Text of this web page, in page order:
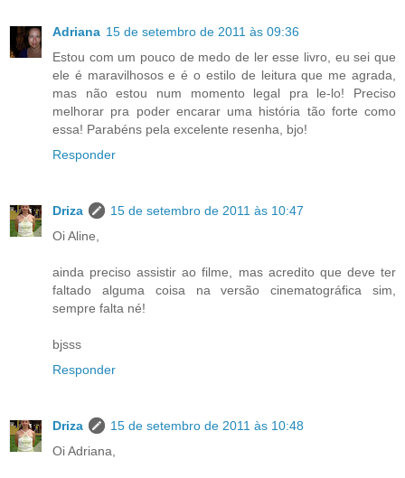
Adriana 15 de setembro de 2011 às 09:36
Estou com um pouco de medo de ler esse livro, eu sei que
ele é maravilhosos e é o estilo de leitura que me agrada,
mas não estou num momento legal pra le-lo! Preciso
melhorar pra poder encarar uma história tão forte como
essa! Parabéns pela excelente resenha, bjo!
Responder
Driza
15 de setembro de 2011 às 10:47
Oi Aline,
ainda preciso assistir ao filme, mas acredito que deve ter
faltado alguma coisa na versão cinematográfica sim,
sempre falta né!
bjsss
Responder
Driza
15 de setembro de 2011 às 10:48
Oi Adriana,